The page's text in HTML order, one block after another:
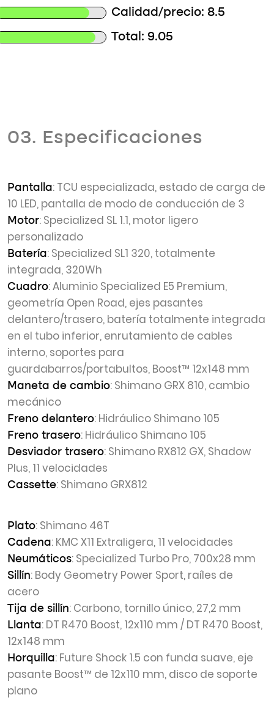
Calidad/precio: 8.5
Total: 9.05
03. Especificaciones
Pantalla: TCU especializada, estado de carga de
10 LED, pantalla de modo de conducción de 3
Motor: Specialized SL 1.1, motor ligero
personalizado
Batería: Specialized SL1 320, totalmente
integrada, 320Wh
Cuadro: Aluminio Specialized E5 Premium,
geometría Open Road, ejes pasantes
delantero/trasero, batería totalmente integrada
en el tubo inferior, enrutamiento de cables
interno, soportes para
guardabarros/portabultos, Boost™ 12x148 mm
Maneta de cambio: Shimano GRX 810, cambio
mecánico
Freno delantero: Hidráulico Shimano 105
Freno trasero: Hidráulico Shimano 105
Desviador trasero: Shimano RX812 GX, Shadow
Plus, 11 velocidades
Cassette: Shimano GRX812
Plato: Shimano 46T
Cadena: KMC X11 Extraligera, 11 velocidades
Neumáticos: Specialized Turbo Pro, 700x28 mm
Sillín: Body Geometry Power Sport, raíles de
acero
Tija de sillín: Carbono, tornillo único, 27,2 mm
Llanta: DT R470 Boost, 12x110 mm / DT R470 Boost,
12x148 mm
Horquilla: Future Shock 1.5 con funda suave, eje
pasante Boost™ de 12x110 mm, disco de soporte
plano